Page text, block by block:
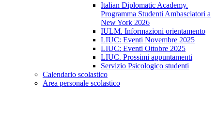
Italian Diplomatic Academy.
Programma Studenti Ambasciatori a
New York 2026
IULM. Informazioni orientamento
LIUC: Eventi Novembre 2025
LIUC: Eventi Ottobre 2025
LIUC. Prossimi appuntamenti
Servizio Psicologico studenti
Calendario scolastico
Area personale scolastico